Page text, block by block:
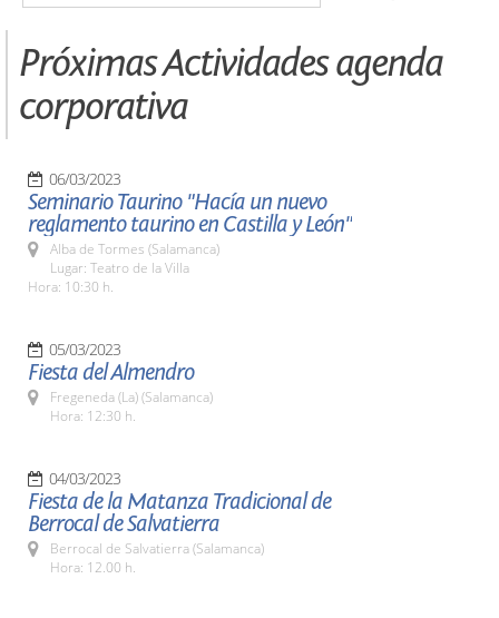
Próximas Actividades agenda
corporativa
06/03/2023
Seminario Taurino "Hacía un nuevo
reglamento taurino en Castilla y León"
Alba de Tormes (Salamanca)
Lugar: Teatro de la Villa
Hora: 10:30 h.
05/03/2023
Fiesta del Almendro
Fregeneda (La) (Salamanca)
Hora: 12:30 h.
04/03/2023
Fiesta de la Matanza Tradicional de
Berrocal de Salvatierra
Berrocal de Salvatierra (Salamanca)
Hora: 12.00 h.